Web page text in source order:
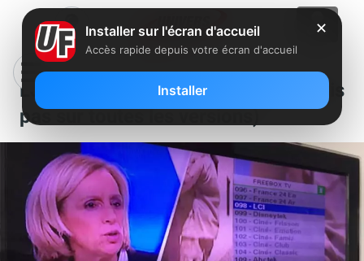
LCI sur Freebox : c’est parti ! (mais
pas sur toutes les versions)
✕
Installer sur l'écran d'accueil
Accès rapide depuis votre écran d'accueil
Installer